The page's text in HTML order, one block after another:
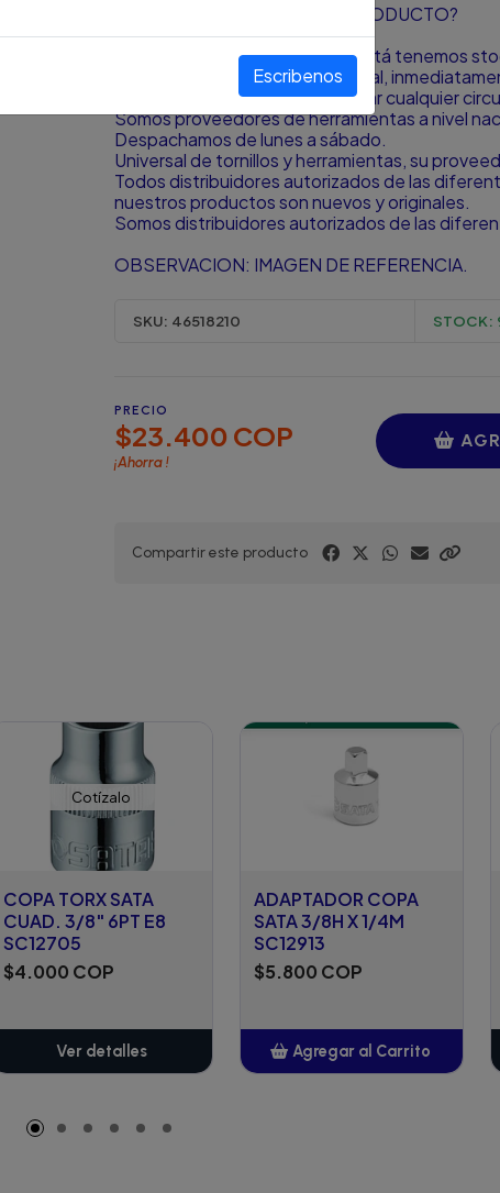
¿HAY DISPONIBILIDAD DEL PRODUCTO?
Si la publicación del producto está tenemos
de alguna circunstancia, adicional,
contacto con cliente para mitigar cualquier
Somos proveedores de herramientas a nivel
Despachamos de lunes a sábado.
Universal de tornillos y herramientas, su
Todos distribuidores autorizados de las
nuestros productos son nuevos y originales.
Somos distribuidores autorizados de las
OBSERVACION: IMAGEN DE REFERENCIA.
SKU: 46518210 STOCK:
PRECIO
$23.400 COP
¡Ahorra!
Compartir este producto
Cotízalo
COPA TORX SATA
CUAD. 3/8" 6PT E8
SC12705
$4.000 COP
Ver detalles
ADAPTADOR COPA
SATA 3/8H X 1/4M
SC12913
$5.800 COP
Agregar al Carrito
Escribenos